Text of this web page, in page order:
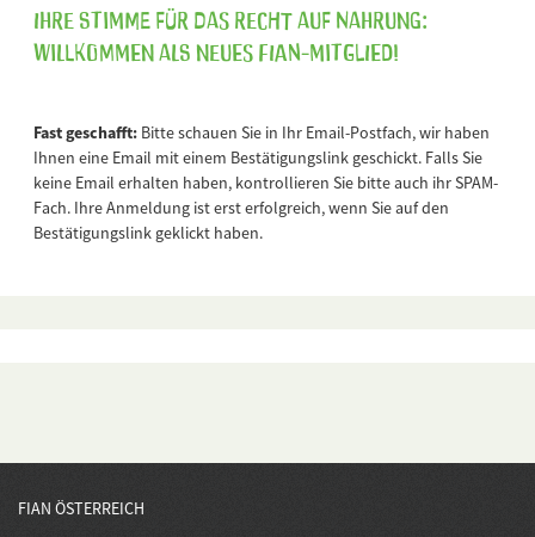
Ihre Stimme für das Recht auf Nahrung:
Willkommen als neues FIAN-Mitglied!
Fast geschafft: Bitte schauen Sie in Ihr Email-Postfach, wir haben
Ihnen eine Email mit einem Bestätigungslink geschickt. Falls Sie
keine Email erhalten haben, kontrollieren Sie bitte auch ihr SPAM-
Fach. Ihre Anmeldung ist erst erfolgreich, wenn Sie auf den
Bestätigungslink geklickt haben.
FIAN ÖSTERREICH